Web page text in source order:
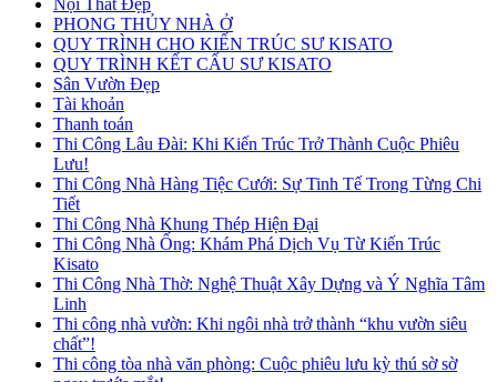
Nội Thất Đẹp
PHONG THỦY NHÀ Ở
QUY TRÌNH CHO KIẾN TRÚC SƯ KISATO
QUY TRÌNH KẾT CẤU SƯ KISATO
Sân Vườn Đẹp
Tài khoản
Thanh toán
Thi Công Lâu Đài: Khi Kiến Trúc Trở Thành Cuộc Phiêu
Lưu!
Thi Công Nhà Hàng Tiệc Cưới: Sự Tinh Tế Trong Từng Chi
Tiết
Thi Công Nhà Khung Thép Hiện Đại
Thi Công Nhà Ống: Khám Phá Dịch Vụ Từ Kiến Trúc
Kisato
Thi Công Nhà Thờ: Nghệ Thuật Xây Dựng và Ý Nghĩa Tâm
Linh
Thi công nhà vườn: Khi ngôi nhà trở thành “khu vườn siêu
chất”!
Thi công tòa nhà văn phòng: Cuộc phiêu lưu kỳ thú sờ sờ